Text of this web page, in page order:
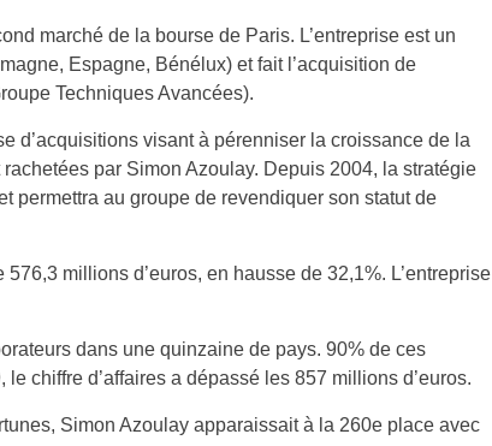
marché de la bourse de Paris. L’entreprise est un
Espagne, Bénélux) et fait l’acquisition de
Techniques Avancées).
d’acquisitions visant à pérenniser la croissance de la
par Simon Azoulay. Depuis 2004, la stratégie
permettra au groupe de revendiquer son statut de
millions d’euros, en hausse de 32,1%. L’entreprise
dans une quinzaine de pays. 90% de ces
chiffre d’affaires a dépassé les 857 millions d’euros.
Simon Azoulay apparaissait à la 260e place avec